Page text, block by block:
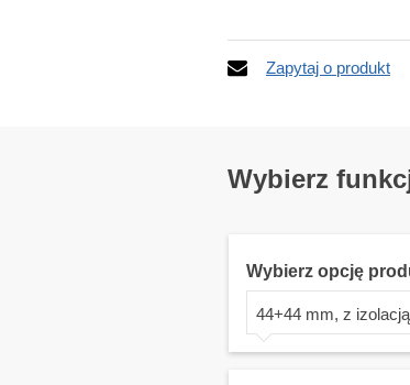
Zapytaj o produkt
Wybierz
Wybierz opcję
44+44 mm, z